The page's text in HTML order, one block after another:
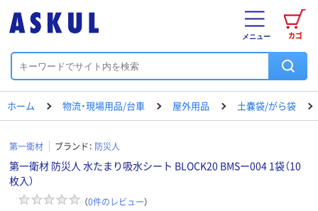
カゴ
メニュー
ホーム 物流・現場用品/台車 屋外用品 土嚢袋/がら袋
第一衛材 ブランド： 防災人
第一衛材 防災人 水たまり吸水シート BLOCK20 BMSー004 1袋（10
枚入）
（0件のレビュー）